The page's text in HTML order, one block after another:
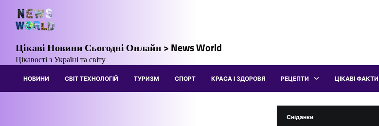
вмісту
Цікаві Новини Сьогодні Онлайн > News World
Цікавості з Україні та світу
НОВИНИ СВІТ ТЕХНОЛОГІЙ ТУРИЗМ СПОРТ КРАСА І ЗДОРОВЯ РЕЦЕПТИ
Сніданки
ЦІКАВІ ФАКТИ